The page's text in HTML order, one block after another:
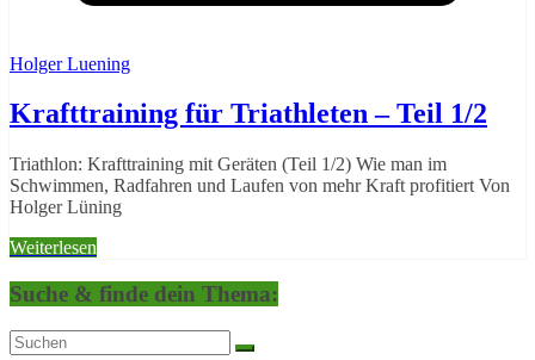
Holger Luening
Krafttraining für Triathleten – Teil 1/2
Triathlon: Krafttraining mit Geräten (Teil 1/2) Wie man im
Schwimmen, Radfahren und Laufen von mehr Kraft profitiert Von
Holger Lüning
Weiterlesen
Suche & finde dein Thema: